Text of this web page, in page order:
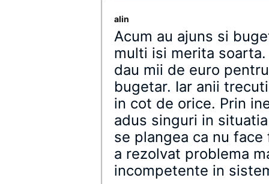
alin
Acum au ajuns si
multi isi merita
dau mii de euro
bugetar. Iar anii
in cot de orice. Prin
adus singuri in
se plangea ca nu
a rezolvat problema
incompetente in